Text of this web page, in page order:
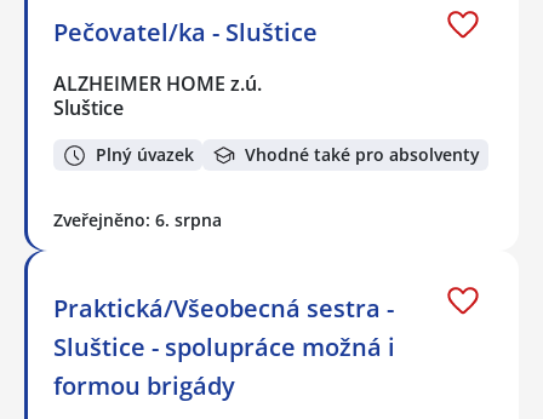
Pečovatel/ka - Sluštice
ALZHEIMER HOME z.ú.
Sluštice
Plný úvazek Vhodné také pro absolventy
Zveřejněno: 6. srpna
Praktická/Všeobecná sestra -
Sluštice - spolupráce možná i
formou brigády